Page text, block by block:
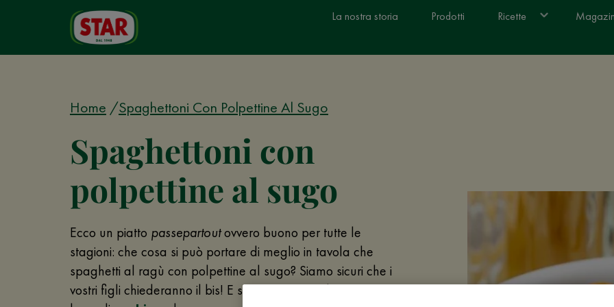
La nostra storia Prodotti Ricette
Home Spaghettoni Con Polpettine Al Sugo
Spaghettoni con
polpettine al sugo
Ecco un piatto passepartoutovvero buono per tutte le
stagioni: che cosa si può portare di meglio in tavola che
spaghetti al ragù con polpettine al sugo? Siamo sicuri che i
vostri figli chiederanno il bis! E se siete amanti di pietanze a